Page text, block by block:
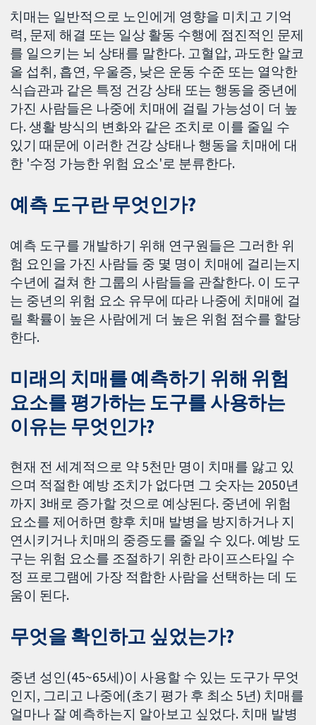
치매는 일반적으로 노인에게 영향을 미치고 기억
력, 문제 해결 또는 일상 활동 수행에 점진적인 문제
를 일으키는 뇌 상태를 말한다. 고혈압, 과도한 알코
올 섭취, 흡연, 우울증, 낮은 운동 수준 또는 열악한
식습관과 같은 특정 건강 상태 또는 행동을 중년에
가진 사람들은 나중에 치매에 걸릴 가능성이 더 높
다. 생활 방식의 변화와 같은 조치로 이를 줄일 수
있기 때문에 이러한 건강 상태나 행동을 치매에 대
한 '수정 가능한 위험 요소'로 분류한다.
예측 도구란 무엇인가?
예측 도구를 개발하기 위해 연구원들은 그러한 위
험 요인을 가진 사람들 중 몇 명이 치매에 걸리는지
수년에 걸쳐 한 그룹의 사람들을 관찰한다. 이 도구
는 중년의 위험 요소 유무에 따라 나중에 치매에 걸
릴 확률이 높은 사람에게 더 높은 위험 점수를 할당
한다.
미래의 치매를 예측하기 위해 위험
요소를 평가하는 도구를 사용하는
이유는 무엇인가?
현재 전 세계적으로 약 5천만 명이 치매를 앓고 있
으며 적절한 예방 조치가 없다면 그 숫자는 2050년
까지 3배로 증가할 것으로 예상된다. 중년에 위험
요소를 제어하면 향후 치매 발병을 방지하거나 지
연시키거나 치매의 중증도를 줄일 수 있다. 예방 도
구는 위험 요소를 조절하기 위한 라이프스타일 수
정 프로그램에 가장 적합한 사람을 선택하는 데 도
움이 된다.
무엇을 확인하고 싶었는가?
중년 성인(45~65세)이 사용할 수 있는 도구가 무엇
인지, 그리고 나중에(초기 평가 후 최소 5년) 치매를
얼마나 잘 예측하는지 알아보고 싶었다. 치매 발병